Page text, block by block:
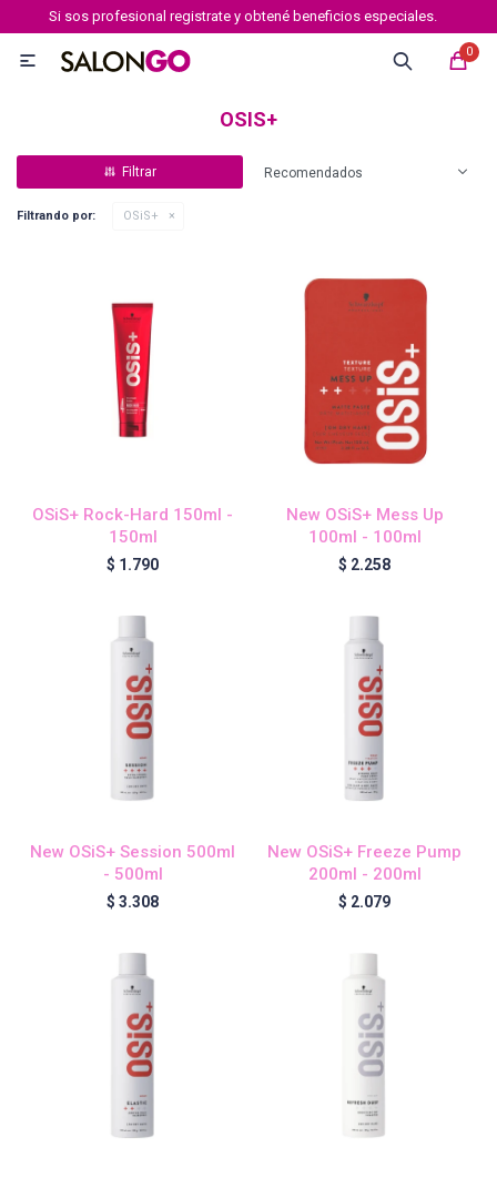
Si sos profesional registrate y obtené beneficios especiales.
0

OSIS+
Recomendados
Filtrando por: OSiS+
OSiS+ Rock-Hard 150ml -
150ml
$ 1.790
New OSiS+ Mess Up
100ml - 100ml
$ 2.258
New OSiS+ Session 500ml
- 500ml
$ 3.308
New OSiS+ Freeze Pump
200ml - 200ml
$ 2.079
MI CUENTA
Igora vibrance
Igora Royal Oxigenta
BC Bonacure - Volume Boost
Oil Ultime
BC Bonacure - Repair Rescue
Blond Me - Lociones Activadoras
Essensity - Lociones Activadoras